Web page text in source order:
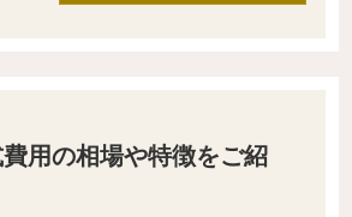
用の相場や特徴をご紹